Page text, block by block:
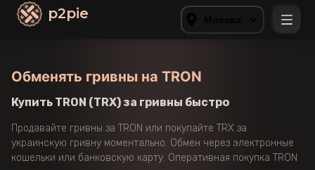
p2pie
Обменять гривны на TRON
Купить TRON (TRX) за гривны быстро
Продавайте гривны за TRON или покупайте TRX за
украинскую гривну моментально. Обмен через электронные
кошельки или банковскую карту. Оперативная покупка TRON